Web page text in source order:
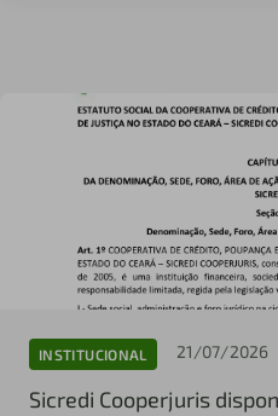
INSTITUCIONAL 21/07/2026
Sicredi Cooperjuris